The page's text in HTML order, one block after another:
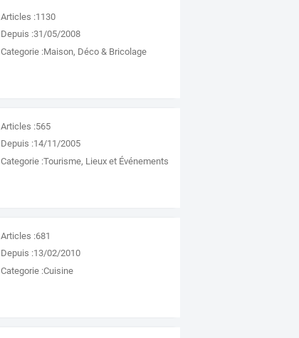
Articles :1130
Depuis :31/05/2008
Categorie :Maison, Déco & Bricolage
Articles :565
Depuis :14/11/2005
Categorie :Tourisme, Lieux et Événements
Articles :681
Depuis :13/02/2010
Categorie :Cuisine